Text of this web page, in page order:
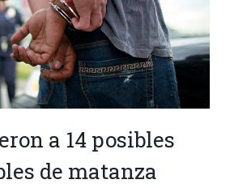
a 14 posibles
de matanza